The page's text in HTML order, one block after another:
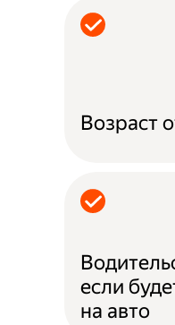
Возраст
если
на авто